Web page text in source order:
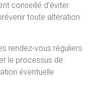
conseillé d’éviter
toute altération
rendez-vous réguliers
le processus de
éventuelle